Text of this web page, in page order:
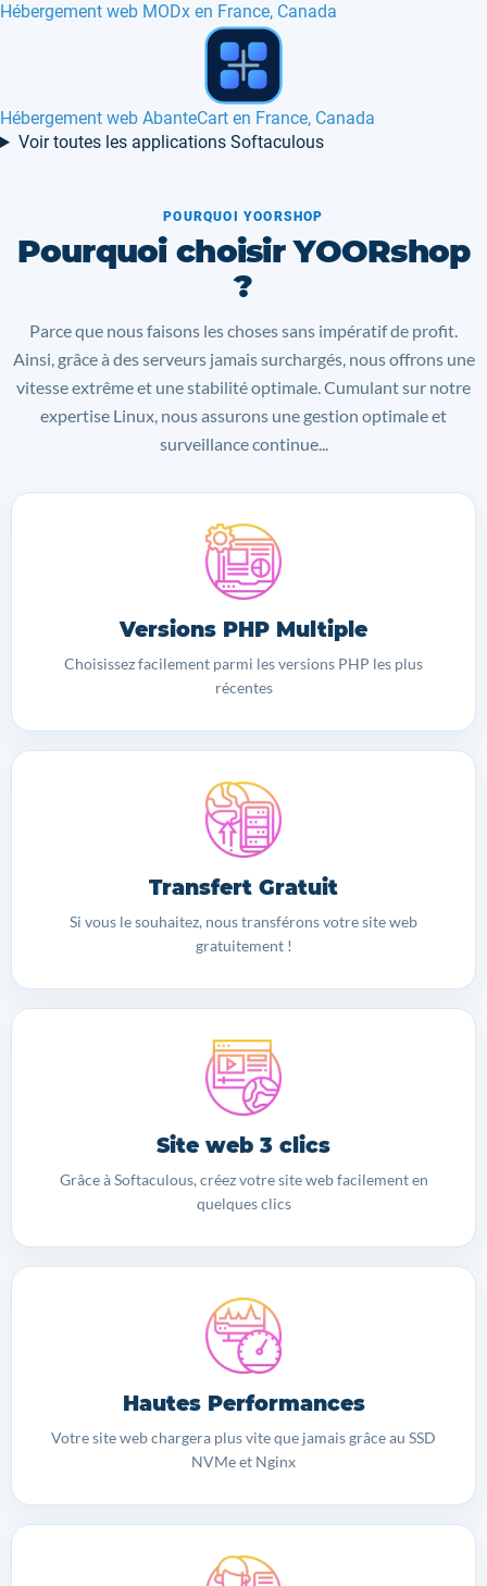
VPS SSD en Espagne
Hébergement web ATutor en France
Voir toutes les applications Softaculous
POURQUOI YOORSHOP
Pourquoi choisir YOORshop
?
Parce que nous faisons les choses sans impératif de profit.
Ainsi, grâce à des serveurs jamais surchargés, nous offrons une
vitesse extrême et une stabilité optimale. Cumulant sur notre
expertise Linux, nous assurons une gestion optimale et
surveillance continue...
Versions PHP Multiple
Choisissez facilement parmi les versions PHP les plus
récentes
Transfert Gratuit
Si vous le souhaitez, nous transférons votre site web
gratuitement !
Site web 3 clics
Grâce à Softaculous, créez votre site web facilement en
quelques clics
Hautes Performances
Votre site web chargera plus vite que jamais grâce au SSD
NVMe et Nginx